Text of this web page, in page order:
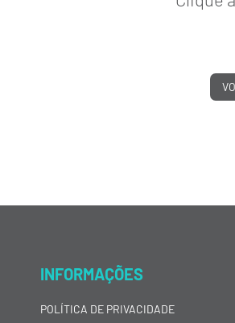
INFORMAÇÕES
POLÍTICA DE PRIVACIDADE